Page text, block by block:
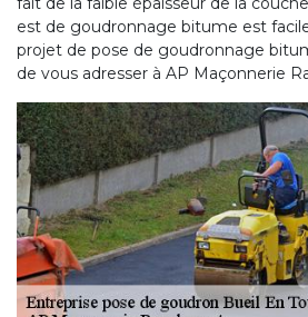
est de goudronnage bitume est
projet de pose de goudronnage
de vous adresser à AP Maçonnerie